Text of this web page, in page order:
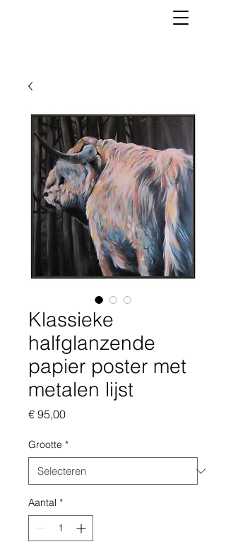
Klassieke
halfglanzende
papier poster met
metalen lijst
€ 95,00Prijs
Grootte *
Aantal *